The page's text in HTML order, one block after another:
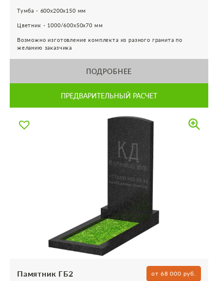
Тумба - 600х200х150 мм
Цветник - 1000/600х50х70 мм
Возможно изготовление комплекта из разного гранита по
желанию заказчика
ПОДРОБНЕЕ
ПРЕДВАРИТЕЛЬНЫЙ РАСЧЕТ
Памятник ГБ2 от 68 000 руб.